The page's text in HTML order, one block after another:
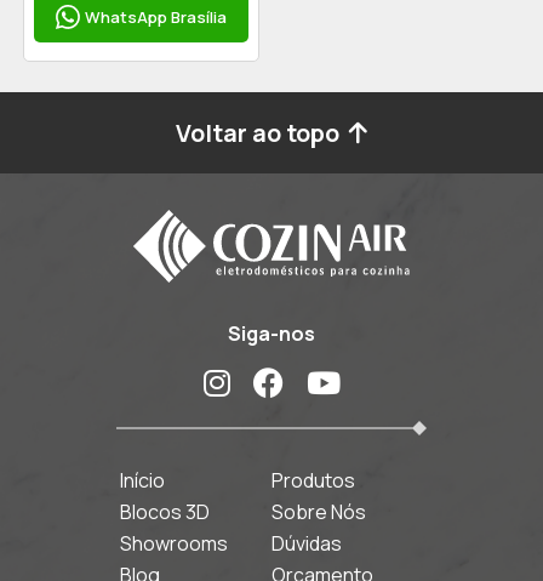
WhatsApp Brasília
Voltar ao topo
Siga-nos
Início
Produtos
Blocos 3D
Sobre Nós
Showrooms
Dúvidas
Blog
Orçamento